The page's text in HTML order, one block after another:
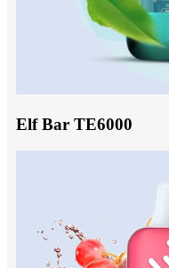
Elf Bar TE6000